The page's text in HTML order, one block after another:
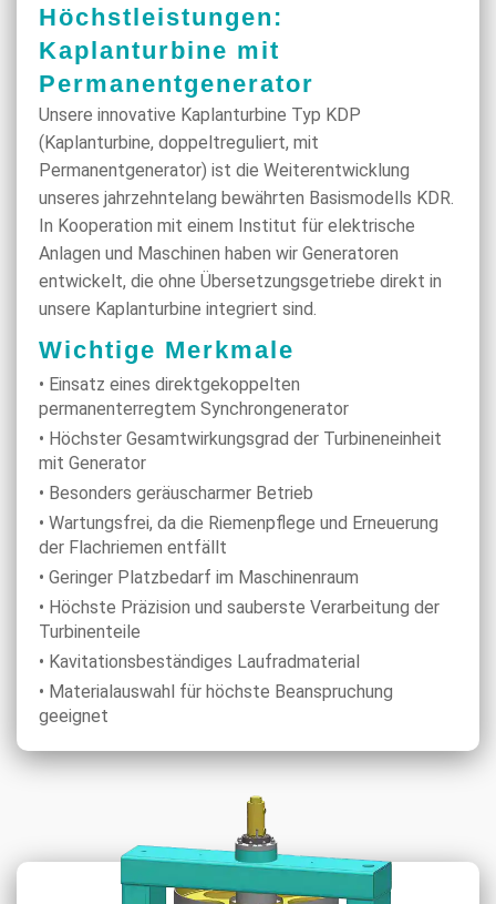
Höchstleistungen:
Kaplanturbine mit
Permanentgenerator
Unsere innovative Kaplanturbine Typ KDP
(Kaplanturbine, doppeltreguliert, mit
Permanentgenerator) ist die Weiterentwicklung
unseres jahrzehntelang bewährten Basismodells KDR.
In Kooperation mit einem Institut für elektrische
Anlagen und Maschinen haben wir Generatoren
entwickelt, die ohne Übersetzungsgetriebe direkt in
unsere Kaplanturbine integriert sind.
Wichtige Merkmale
• Einsatz eines direktgekoppelten
permanenterregtem Synchrongenerator
• Höchster Gesamtwirkungsgrad der Turbineneinheit
mit Generator
• Besonders geräuscharmer Betrieb
• Wartungsfrei, da die Riemenpflege und Erneuerung
der Flachriemen entfällt
• Geringer Platzbedarf im Maschinenraum
• Höchste Präzision und sauberste Verarbeitung der
Turbinenteile
• Kavitationsbeständiges Laufradmaterial
• Materialauswahl für höchste Beanspruchung
geeignet